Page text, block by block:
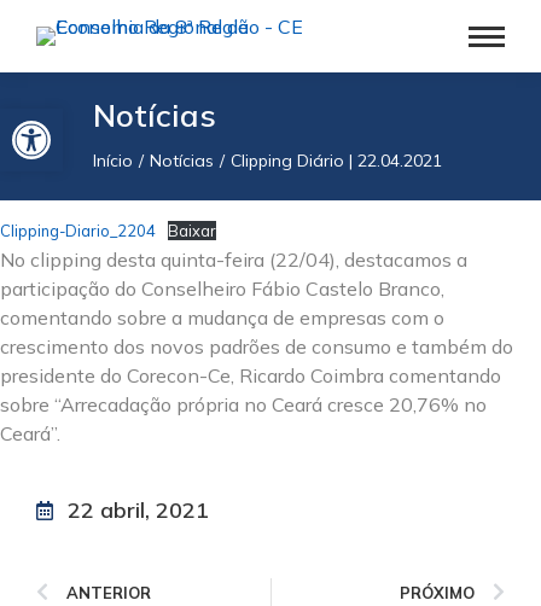
Barra de Ferramentas AbertaNotícias
Você está aqui:
Início Notícias Clipping Diário | 22.04.2021
Clipping-Diario_2204 Baixar
No clipping desta quinta-feira (22/04), destacamos a
participação do Conselheiro Fábio Castelo Branco,
comentando sobre a mudança de empresas com o
crescimento dos novos padrões de consumo e também do
presidente do Corecon-Ce, Ricardo Coimbra comentando
sobre “Arrecadação própria no Ceará cresce 20,76% no
Ceará”.
22 abril, 2021
ANTERIOR PRÓXIMO